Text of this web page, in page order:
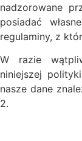
nadzorowane
posiadać
regulaminy, z
W razie
niniejszej
nasze dane
2.